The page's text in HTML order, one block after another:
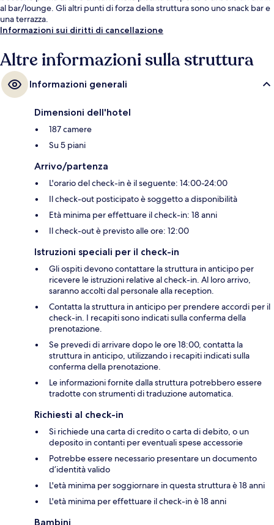
al bar/lounge. Gli altri punti di forza della struttura sono uno snack bar e
una terrazza.
Informazioni sui diritti di cancellazione
Altre informazioni sulla struttura
Informazioni generali
Dimensioni dell'hotel
187 camere
Su 5 piani
Arrivo/partenza
L'orario del check-in è il seguente: 14:00-24:00
Il check-out posticipato è soggetto a disponibilità
Età minima per effettuare il check-in: 18 anni
Il check-out è previsto alle ore: 12:00
Istruzioni speciali per il check-in
Gli ospiti devono contattare la struttura in anticipo per
ricevere le istruzioni relative al check-in. Al loro arrivo,
saranno accolti dal personale alla reception.
Contatta la struttura in anticipo per prendere accordi per il
check-in. I recapiti sono indicati sulla conferma della
prenotazione.
Se prevedi di arrivare dopo le ore 18:00, contatta la
struttura in anticipo, utilizzando i recapiti indicati sulla
conferma della prenotazione.
Le informazioni fornite dalla struttura potrebbero essere
tradotte con strumenti di traduzione automatica.
Richiesti al check-in
Si richiede una carta di credito o carta di debito, o un
deposito in contanti per eventuali spese accessorie
Potrebbe essere necessario presentare un documento
d’identità valido
L'età minima per soggiornare in questa struttura è 18 anni
L'età minima per effettuare il check-in è 18 anni
Bambini